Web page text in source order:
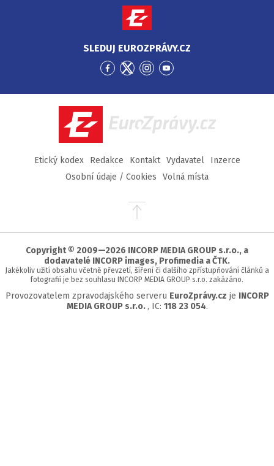
SLEDUJ EUROZPRÁVY.CZ
Přejít
Facebook
Přejít
Twitter
Přejít
Instagram
Přejít
YouTube
EuroZprávy.cz
Etický kodex Redakce Kontakt Vydavatel
Inzerce
Osobní údaje / Cookies
Volná místa
Přejít
stránky
Copyright © 2009—2026 INCORP MEDIA GROUP s.r.o., a
dodavatelé INCORP images, Profimedia a ČTK.
Jakékoliv užití obsahu včetně převzetí, šíření či dalšího zpřístupňování článků a
fotografií je bez souhlasu INCORP MEDIA GROUP s.r.o. zakázáno.
Provozovatelem zpravodajského serveru EuroZprávy.cz je INCORP
MEDIA GROUP s.r.o. , IC: 118 23 054.